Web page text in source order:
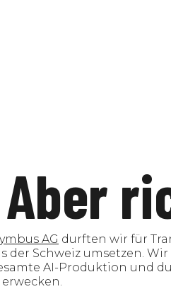
AG durften wir für
der Schweiz umsetzen.
AI-Produktion und